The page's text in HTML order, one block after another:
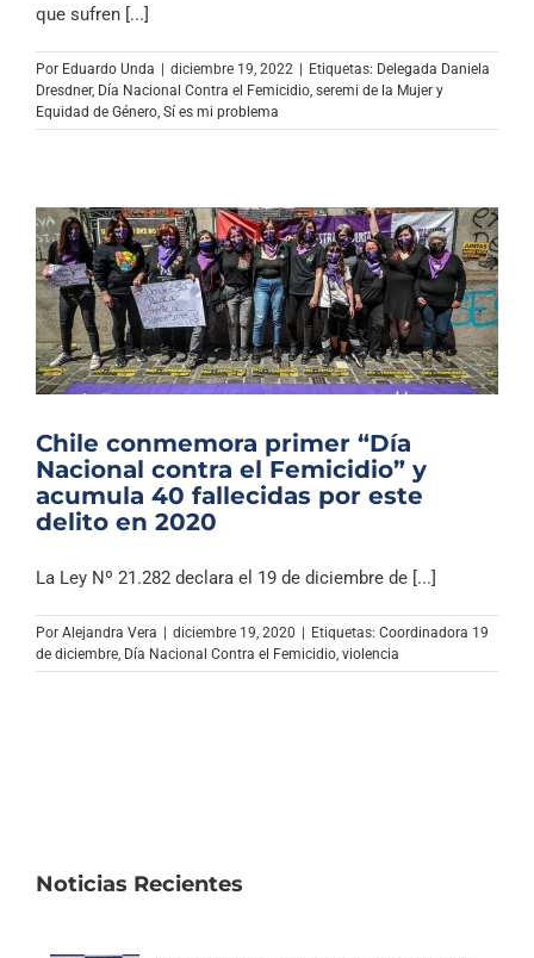
que sufren [...]
Por Eduardo Unda | diciembre 19, 2022 | Etiquetas: Delegada Daniela
Dresdner, Día Nacional Contra el Femicidio seremi de la Mujer y
Equidad de Género Sí es mi problema
Chile conmemora primer “Día
Nacional contra el Femicidio” y
acumula 40 fallecidas por este
delito en 2020
La Ley Nº 21.282 declara el 19 de diciembre de [...]
Por Alejandra Vera diciembre 19, 2020 Etiquetas: Coordinadora 19
de diciembre, Día Nacional Contra el Femicidio, violencia
Noticias Recientes